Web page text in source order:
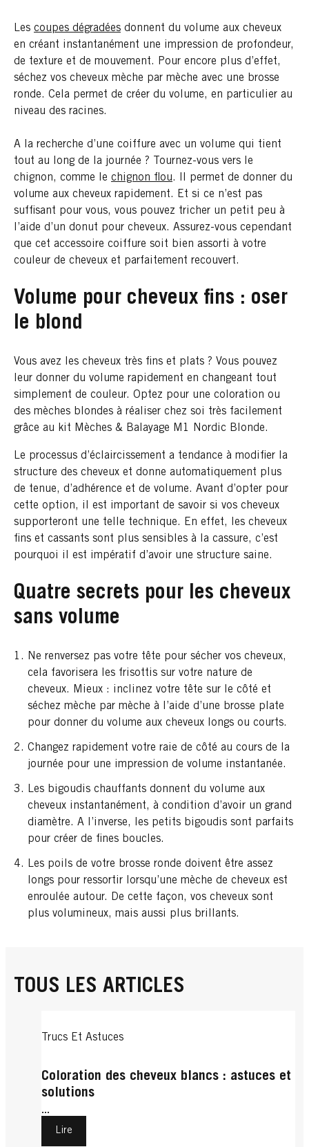
Les coupes dégradées donnent du volume aux cheveux
en créant instantanément une impression de profondeur,
de texture et de mouvement. Pour encore plus d’effet,
séchez vos cheveux mèche par mèche avec une brosse
ronde. Cela permet de créer du volume, en particulier au
niveau des racines.
A la recherche d’une coiffure avec un volume qui tient
tout au long de la journée ? Tournez-vous vers le
chignon, comme le chignon flou. Il permet de donner du
volume aux cheveux rapidement. Et si ce n’est pas
suffisant pour vous, vous pouvez tricher un petit peu à
l’aide d’un donut pour cheveux. Assurez-vous cependant
que cet accessoire coiffure soit bien assorti à votre
couleur de cheveux et parfaitement recouvert.
Volume pour cheveux fins : oser
le blond
Vous avez les cheveux très fins et plats ? Vous pouvez
leur donner du volume rapidement en changeant tout
simplement de couleur. Optez pour une coloration ou
des mèches blondes à réaliser chez soi très facilement
grâce au kit Mèches & Balayage M1 Nordic Blonde.
Le processus d’éclaircissement a tendance à modifier la
structure des cheveux et donne automatiquement plus
de tenue, d’adhérence et de volume. Avant d’opter pour
cette option, il est important de savoir si vos cheveux
supporteront une telle technique. En effet, les cheveux
fins et cassants sont plus sensibles à la cassure, c’est
pourquoi il est impératif d’avoir une structure saine.
Quatre secrets pour les cheveux
sans volume
Ne renversez pas votre tête pour sécher vos cheveux,
cela favorisera les frisottis sur votre nature de
cheveux. Mieux : inclinez votre tête sur le côté et
séchez mèche par mèche à l’aide d’une brosse plate
pour donner du volume aux cheveux longs ou courts.
Changez rapidement votre raie de côté au cours de la
journée pour une impression de volume instantanée.
Les bigoudis chauffants donnent du volume aux
cheveux instantanément, à condition d’avoir un grand
diamètre. A l’inverse, les petits bigoudis sont parfaits
pour créer de fines boucles.
Les poils de votre brosse ronde doivent être assez
longs pour ressortir lorsqu’une mèche de cheveux est
enroulée autour. De cette façon, vos cheveux sont
plus volumineux, mais aussi plus brillants.
TOUS LES ARTICLES
Trucs Et Astuces
Coloration des cheveux blancs : astuces et
solutions
...
Lire